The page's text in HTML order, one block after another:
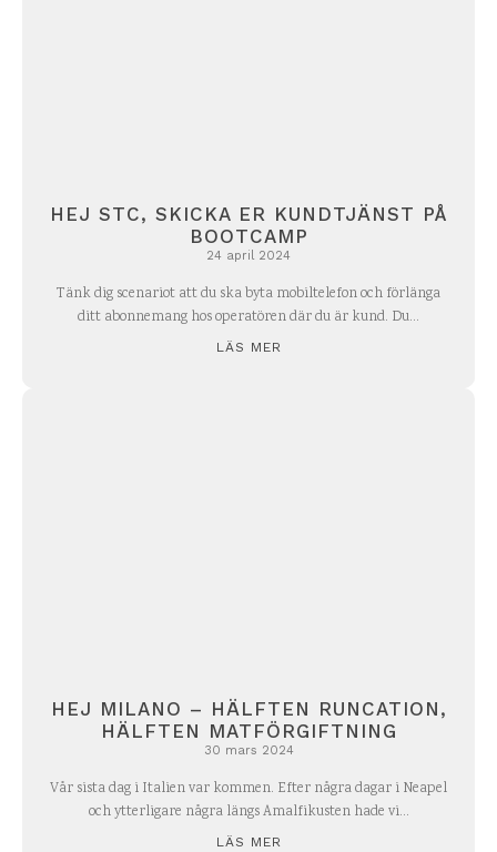
HEJ STC, SKICKA ER KUNDTJÄNST PÅ
BOOTCAMP
24 april 2024
Tänk dig scenariot att du ska byta mobiltelefon och förlänga
ditt abonnemang hos operatören där du är kund. Du...
LÄS MER
HEJ MILANO – HÄLFTEN RUNCATION,
HÄLFTEN MATFÖRGIFTNING
30 mars 2024
Vår sista dag i Italien var kommen. Efter några dagar i Neapel
och ytterligare några längs Amalfikusten hade vi...
LÄS MER